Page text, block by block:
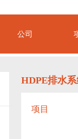
公司
HDPE排水
项目